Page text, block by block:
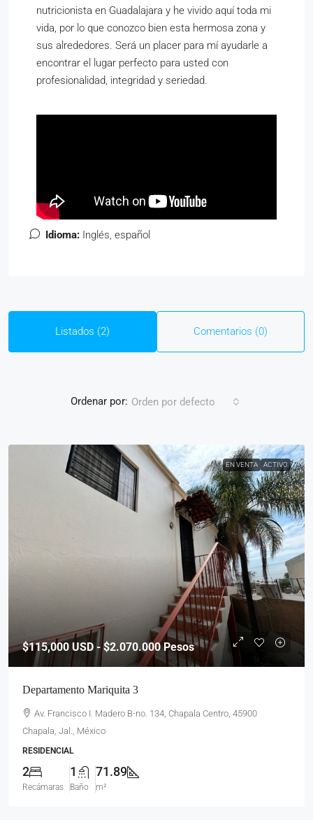
nutricionista en Guadalajara y he vivido aquí toda mi
vida, por lo que conozco bien esta hermosa zona y
sus alrededores. Será un placer para mí ayudarle a
encontrar el lugar perfecto para usted con
profesionalidad, integridad y seriedad.
Idioma: Inglés, español
Listados (2) Comentarios (0)
Ordenar por: Orden por defecto
EN VENTA ACTIVO
$115,000 USD - $2.070.000 Pesos
Departamento Mariquita 3
Av. Francisco I. Madero B-no. 134, Chapala Centro, 45900
Chapala, Jal., México
RESIDENCIAL
2
Recámaras
1
Baño
71.89
m²